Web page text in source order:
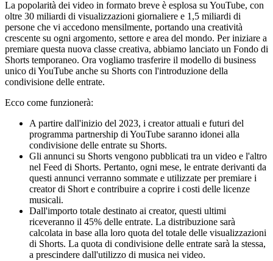
La popolarità dei video in formato breve è esplosa su YouTube, con
oltre 30 miliardi di visualizzazioni giornaliere e 1,5 miliardi di
persone che vi accedono mensilmente, portando una creatività
crescente su ogni argomento, settore e area del mondo. Per iniziare a
premiare questa nuova classe creativa, abbiamo lanciato un Fondo di
Shorts temporaneo. Ora vogliamo trasferire il modello di business
unico di YouTube anche su Shorts con l'introduzione della
condivisione delle entrate.
Ecco come funzionerà:
A partire dall'inizio del 2023, i creator attuali e futuri del
programma partnership di YouTube saranno idonei alla
condivisione delle entrate su Shorts.
Gli annunci su Shorts vengono pubblicati tra un video e l'altro
nel Feed di Shorts. Pertanto, ogni mese, le entrate derivanti da
questi annunci verranno sommate e utilizzate per premiare i
creator di Short e contribuire a coprire i costi delle licenze
musicali.
Dall'importo totale destinato ai creator, questi ultimi
riceveranno il 45% delle entrate. La distribuzione sarà
calcolata in base alla loro quota del totale delle visualizzazioni
di Shorts. La quota di condivisione delle entrate sarà la stessa,
a prescindere dall'utilizzo di musica nei video.